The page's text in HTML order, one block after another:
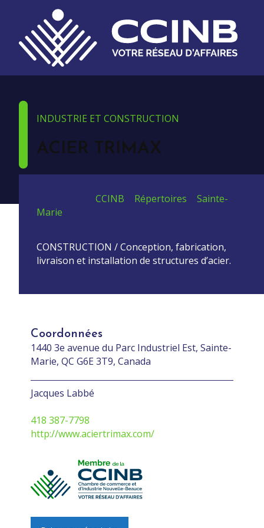
INDUSTRIE ET CONSTRUCTION
ACIER TRIMAX
CCINB Répertoires
Sainte-
Marie
CONSTRUCTION / Conception, fabrication,
livraison et installation de structures d’acier.
Coordonnées
1440 3e avenue du Parc Industriel Est, Sainte-
Marie, QC G6E 3T9, Canada
Jacques Labbé
418 387-7798
http://www.aciertrimax.com/